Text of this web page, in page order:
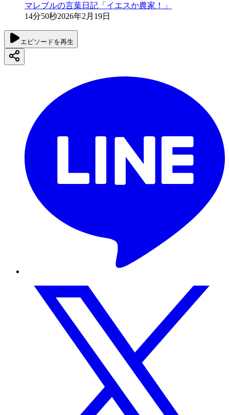
マレブルの言葉日記「イエスか農家！」
14分50秒2026年2月19日
エピソードを再生